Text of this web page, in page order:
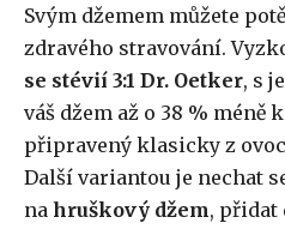
Svým džemem můžete
zdravého stravování.
se stévií 3:1 Dr. Oetker, s
váš džem až o 38 % méně
připravený klasicky z
Další variantou je nechat
na hruškový džem, přidat